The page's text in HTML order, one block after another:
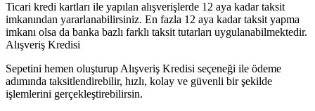
Ticari kredi kartları ile yapılan alışverişlerde 12 aya kadar taksit
imkanından yararlanabilirsiniz. En fazla 12 aya kadar taksit yapma
imkanı olsa da banka bazlı farklı taksit tutarları uygulanabilmektedir.
Alışveriş Kredisi
Sepetini hemen oluşturup Alışveriş Kredisi seçeneği ile ödeme
adımında taksitlendirebilir, hızlı, kolay ve güvenli bir şekilde
işlemlerini gerçekleştirebilirsin.